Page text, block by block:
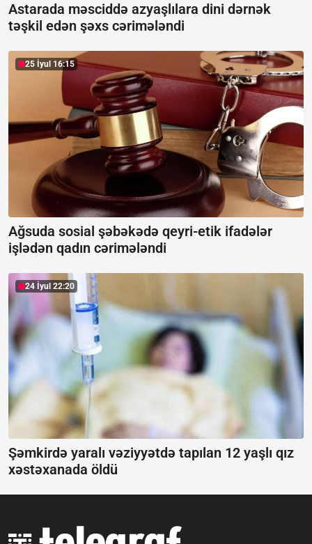
Astarada məsciddə azyaşlılara dini dərnək
təşkil edən şəxs cərimələndi
25 İyul 16:15
Ağsuda sosial şəbəkədə qeyri-etik ifadələr
işlədən qadın cərimələndi
24 İyul 22:20
Şəmkirdə yaralı vəziyyətdə tapılan 12 yaşlı qız
xəstəxanada öldü